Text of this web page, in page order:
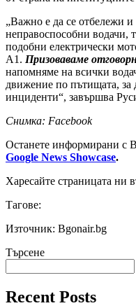
„Важно е да се отбележи
неправоспособни водачи,
подобни електрически
А1. Призоваваме
напомняме на всички
движение по пътищата, за
инциденти“, завършва
Снимка: Facebook
Останете информирани с
Google News Showcase.
Харесайте страницата ни
Тагове:
Източник: Bgonair.bg
Търсене
Recent Posts